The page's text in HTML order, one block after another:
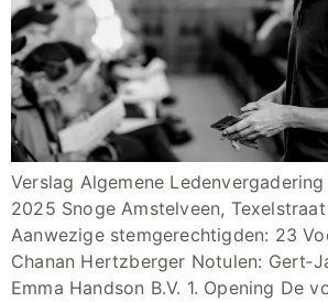
Verslag Algemene
2025 Snoge Amstelveen,
Aanwezige stemgerechtigden: 23
Chanan Hertzberger Notulen:
Emma Handson B.V. 1. Opening De